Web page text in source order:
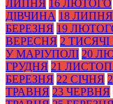
ЛИПНЯ 16 ЛЮТОГО
ДІВЧИНА 18 ЛИПНЯ
БЕРЕЗНЯ 19
ВЕРЕСНЯ 2
У МАРІУПОЛІ 20
ГРУДНЯ 21
БЕРЕЗНЯ 22 СІЧНЯ
ТРАВНЯ 23 ЧЕРВНЯ